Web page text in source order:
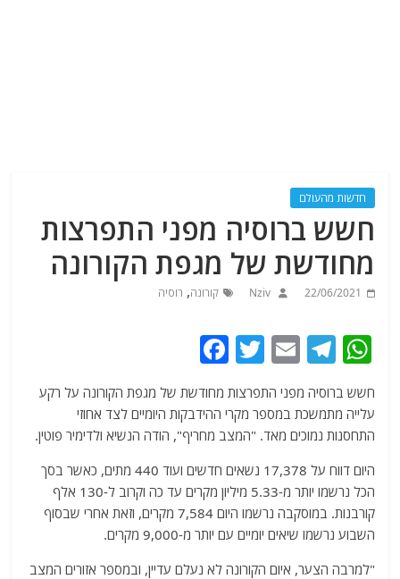
חדשות מהעולם
חשש ברוסיה מפני התפרצות
מחודשת של מגפת הקורונה
22/06/2021
Nziv קורונה, רוסיה
W
at
s
A
p
p
T
e
g
ra
m
E
ai
l
T
itt
er
c
e
b
o
o
k
חשש ברוסיה מפני התפרצות מחודשת של מגפת הקורונה על רקע
עלייה מתמשכת במספר מקרי ההידבקות היומיים לצד אחוזי
התחסנות נמוכים מאד. "המצב מחריף", הודה הנשיא ולדימיר פוטין.
היום דווח על 17,378 נשאים חדשים ועוד 440 מתים, כאשר בסך
הכל נרשמו יותר מ-5.33 מיליון מקרים עד כה וקרוב ל-130 אלף
קורבנות. במוסקבה נרשמו היום 7,584 מקרים, וזאת אחרי שבסוף
השבוע נרשמו שיאים יומיים עם יותר מ-9,000 מקרים.
"למרבה הצער, איום הקורונה לא נעלם עדיין, ובמספר אזורים המצב